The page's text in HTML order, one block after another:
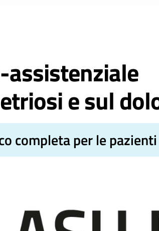
e sul
completa per le pazienti